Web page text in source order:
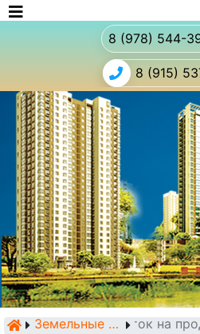
8 (978) 544-
8 (915)
Земельные участки
Земельный участок на